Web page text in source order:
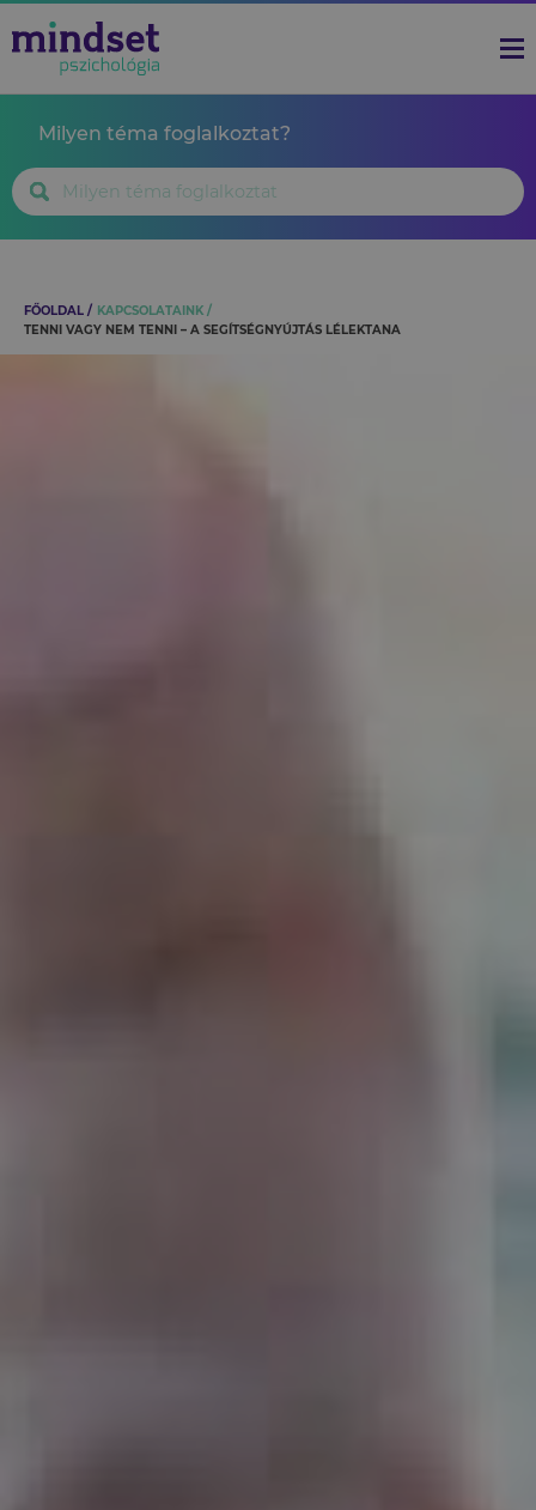
Milyen téma foglalkoztat?
FŐOLDAL
KAPCSOLATAINK
TENNI VAGY NEM TENNI – A SEGÍTSÉGNYÚJTÁS LÉLEKTANA